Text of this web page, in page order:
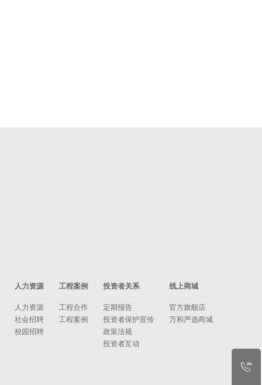
人力资源
人力资源
社会招聘
校园招聘
工程案例
工程合作
工程案例
投资者关系
定期报告
投资者保护宣传
政策法规
投资者互动
线上商城
官方旗舰店
万和严选商城